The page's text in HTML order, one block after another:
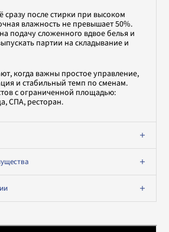
сразу после стирки при высоком
влажность не превышает 50%.
подачу сложенного вдвое белья и
партии на складывание и
когда важны простое управление,
и стабильный темп по сменам.
с ограниченной площадью:
СПА, ресторан.